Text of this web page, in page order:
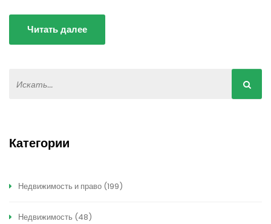
Читать далее
Категории
Недвижимость и право (199)
Недвижимость (48)